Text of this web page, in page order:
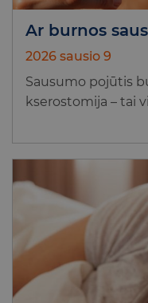
Ar burnos
2026 sausio 9
Sausumo pojūtis
kserostomija – tai